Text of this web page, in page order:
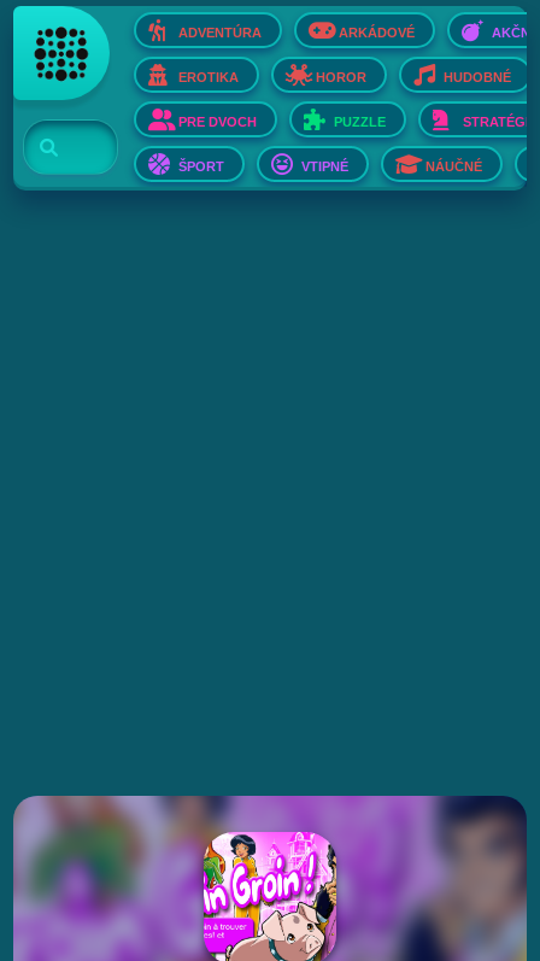
ADVENTÚRA ARKÁDOVÉ AKČNÉ
EROTIKA HOROR HUDOBNÉ
PRE DVOCH PUZZLE STRATÉGIE
ŠPORT VTIPNÉ NÁUČNÉ